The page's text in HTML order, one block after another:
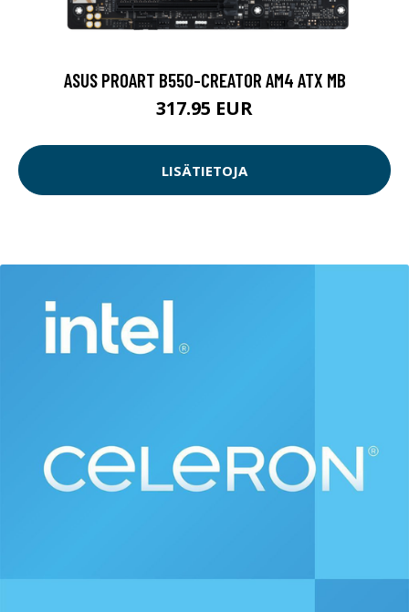
ASUS PROART B550-CREATOR AM4 ATX MB
317.95 EUR
LISÄTIETOJA